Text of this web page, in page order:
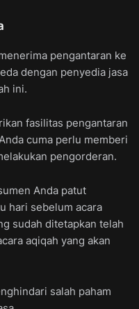
pengantaran ke
dengan penyedia jasa
ini.
fasilitas pengantaran
cuma perlu memberi
pengorderan.
Anda patut
hari sebelum acara
sudah ditetapkan telah
aqiqah yang akan
salah paham